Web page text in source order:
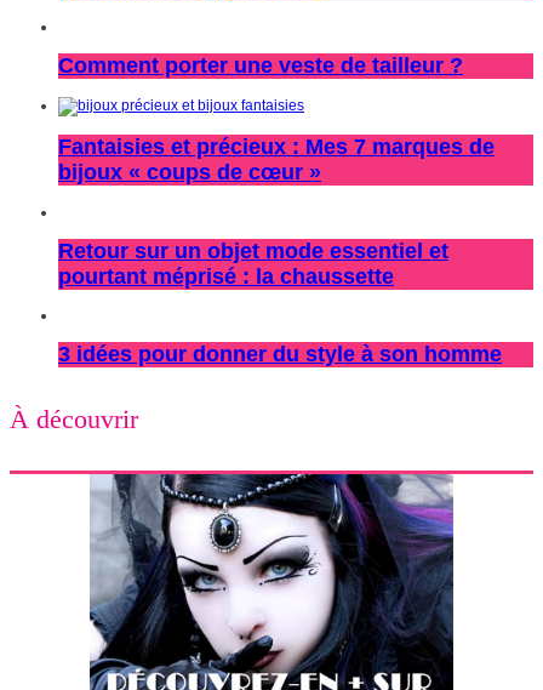
Comment porter une veste de tailleur ?
Fantaisies et précieux : Mes 7 marques de
bijoux « coups de cœur »
Retour sur un objet mode essentiel et
pourtant méprisé : la chaussette
3 idées pour donner du style à son homme
À découvrir